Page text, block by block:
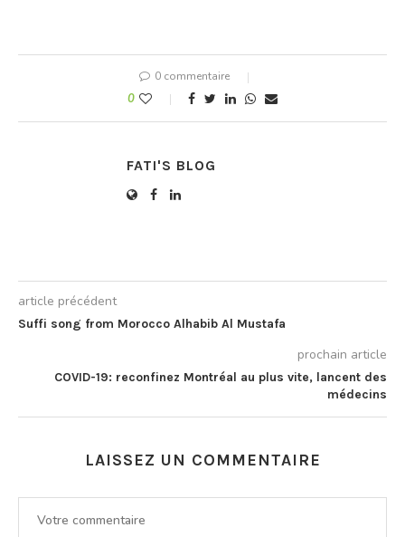
et 2023, a indiqué mardi le
ministre délégué chargé de
0 commentaire
0
FATI'S BLOG
article précédent
Suffi song from Morocco Alhabib Al Mustafa
prochain article
COVID-19: reconfinez Montréal au plus vite, lancent des
médecins
LAISSEZ UN COMMENTAIRE